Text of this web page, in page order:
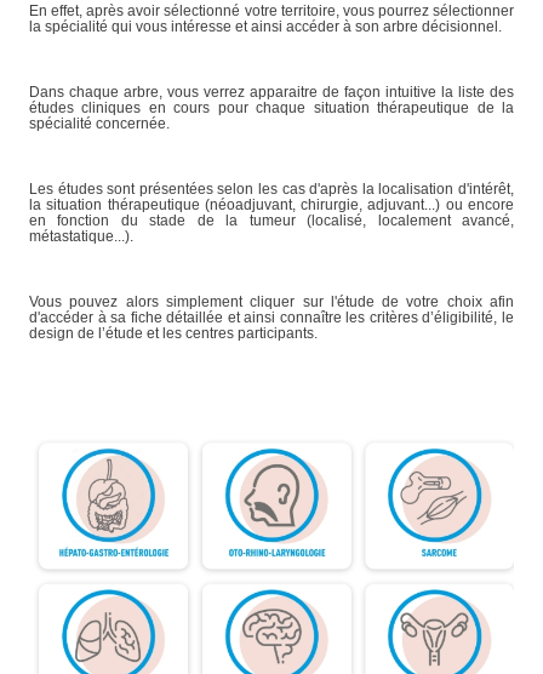
En effet, après avoir sélectionné votre territoire, vous pourrez sélectionner
la spécialité qui vous intéresse et ainsi accéder à son arbre décisionnel.
Dans chaque arbre, vous verrez apparaitre de façon intuitive la liste des
études cliniques en cours pour chaque situation thérapeutique de la
spécialité concernée.
Les études sont présentées selon les cas d'après la localisation d'intérêt,
la situation thérapeutique (néoadjuvant, chirurgie, adjuvant...) ou encore
en fonction du stade de la tumeur (localisé, localement avancé,
métastatique...).
Vous pouvez alors simplement cliquer sur l'étude de votre choix afin
d'accéder à sa fiche détaillée et ainsi connaître les critères d’éligibilité, le
design de l’étude et les centres participants.